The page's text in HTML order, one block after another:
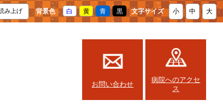
み上げ 背景色 白 黄 青 黒 文字サイズ 小 中 大
お問い合わせ
病院へのアクセ
ス